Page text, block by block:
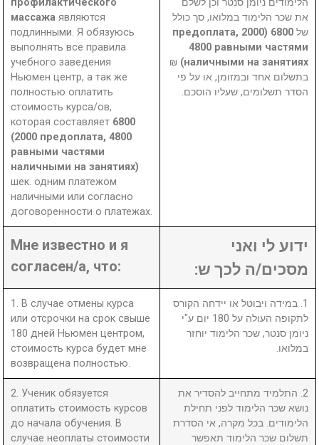
массажаявляются
подлинными. Я обязуюсь
выполнять все правила
учебного заведения
Ньюмен центр, а так же
полностью оплатить
стоимость курса/ов,
которая составляет 6800
(2000 предоплата, 4800
равными частями
наличными на занятиях)
шек. одним платежом
наличными или согласно
договоренности о платежах.
את שכר הלימוד במלואו, סך כולל
של
6800 (2000 предоплата,
4800 равными частями
наличными на занятиях)
₪
בתשלום אחד ובמזומן, או על פי
הסדר תשלומים, שעליו הוסכם.
Мне известно и я
согласен/а, что:
ידוע לי ואני
מסכים/ה לכך ש:
1. В случае отмены курса
или отсрочки на срок свыше
180 дней Ньюмен центром,
стоимость курса будет мне
возвращена полностью.
1. במידה ויבוטל או יידחה הקורס
לתקופה העולה על 180 יום ע"י
ניומן סנטר, שכר הלימוד יוחזר
במלואו.
2. Ученик обязуется
оплатить стоимость курсов
до начала обучения. В
случае неоплаты стоимости
2. התלמיד מתחייב להסדיר את
נושא שכר הלימוד לפני תחילת
הלימודים. בכל מקרה, אי הסדרת
תשלום שכר הלימוד תאפשר